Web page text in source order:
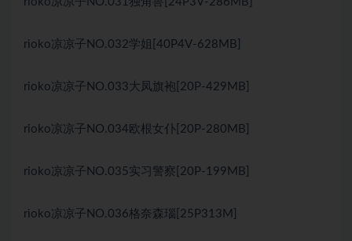
rioko凉凉子NO.032学姐[40P4V-628MB]
rioko凉凉子NO.033大凤旗袍[20P-429MB]
rioko凉凉子NO.034欧根女仆[20P-280MB]
rioko凉凉子NO.035实习警察[20P-199MB]
rioko凉凉子NO.036格奈森瑙[25P313M]